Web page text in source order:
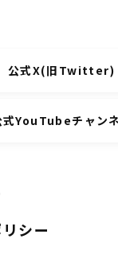
公式X(旧Twitter)
式YouTubeチャン
シー